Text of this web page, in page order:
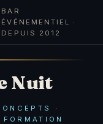
BAR
ÉVÉNEMENTIEL ·
DEPUIS 2012
Nuit
·